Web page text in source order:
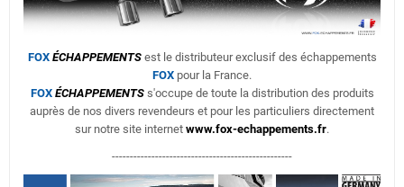
FOX ÉCHAPPEMENTSest le distributeur exclusif des échappements
FOX pour la France.
FOX ÉCHAPPEMENTSs'occupe de toute la distribution des produits
auprès de nos divers revendeurs et pour les particuliers directement
sur notre site internet www.fox-echappements.fr.
--------------------------------------------------